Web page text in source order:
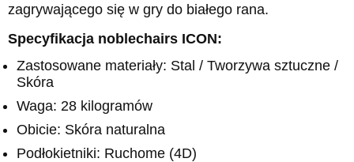
zagrywającego się w gry do białego rana.
Specyfikacja noblechairs ICON:
Zastosowane materiały: Stal / Tworzywa sztuczne /
Skóra
Waga: 28 kilogramów
Obicie: Skóra naturalna
Podłokietniki: Ruchome (4D)